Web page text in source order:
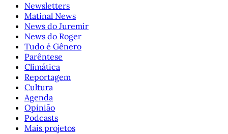
Newsletters
Matinal News
News do Juremir
News do Roger
Tudo é Gênero
Parêntese
Climática
Reportagem
Cultura
Agenda
Opinião
Podcasts
Mais projetos